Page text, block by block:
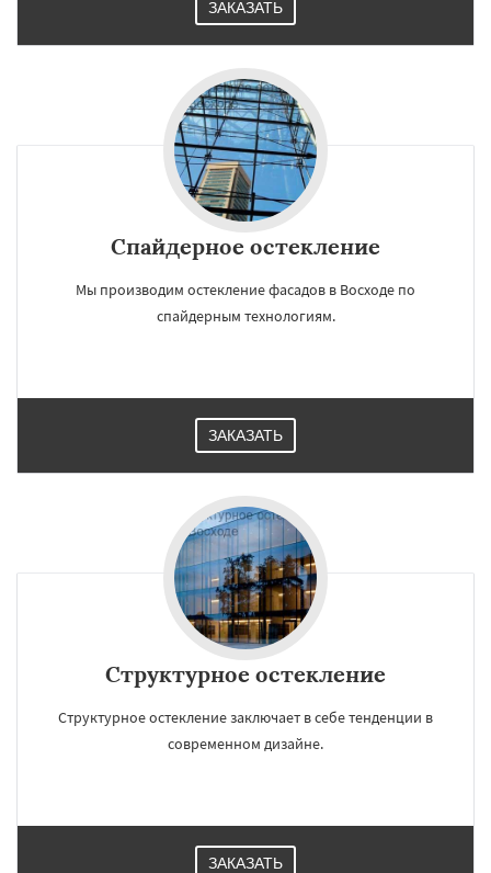
ЗАКАЗАТЬ
Спайдерное остекление
Мы производим остекление фасадов в Восходе по
спайдерным технологиям.
ЗАКАЗАТЬ
Структурное остекление
Структурное остекление заключает в себе тенденции в
современном дизайне.
ЗАКАЗАТЬ